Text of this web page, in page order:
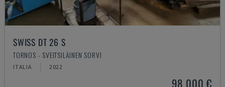
SWISS DT 26 S
TORNOS - SVEITSILÄINEN SORVI
ITALIA 2022
98 000 €